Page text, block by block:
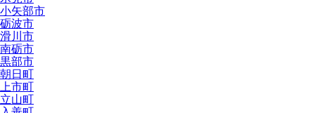
小矢部市
砺波市
滑川市
南砺市
黒部市
朝日町
上市町
立山町